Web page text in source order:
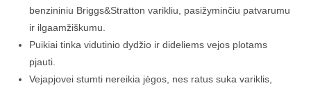
benzininiu Briggs&Stratton varikliu, pasižyminčiu patvarumu
ir ilgaamžiškumu.
Puikiai tinka vidutinio dydžio ir dideliems vejos plotams
pjauti.
Vejapjovei stumti nereikia jėgos, nes ratus suka variklis,